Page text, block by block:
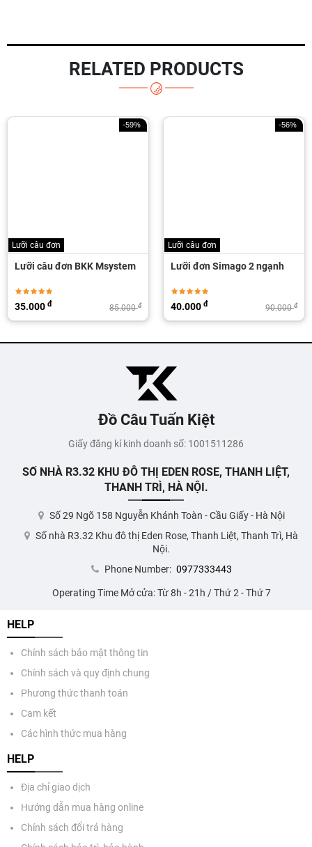
RELATED PRODUCTS
-59%
Lưỡi câu đơn
Lưỡi câu đơn BKK Msystem
85.000đ
35.000 đ
-56%
Lưỡi câu đơn
Lưỡi đơn Simago 2 ngạnh
90.000đ
40.000 đ
Đồ Câu Tuấn Kiệt
Giấy đăng kí kinh doanh số: 1001511286
SỐ NHÀ R3.32 KHU ĐÔ THỊ EDEN ROSE, THANH LIỆT,
THANH TRÌ, HÀ NỘI.
Số 29 Ngõ 158 Nguyễn Khánh Toàn - Cầu Giấy - Hà Nội
Số nhà R3.32 Khu đô thị Eden Rose, Thanh Liệt, Thanh Trì, Hà
Nội.
Phone Number: 0977333443
Operating Time Mở cửa: Từ 8h - 21h / Thứ 2 - Thứ 7
HELP
Chính sách bảo mật thông tin
Chính sách và quy định chung
Phương thức thanh toán
Cam kết
Các hình thức mua hàng
HELP
Địa chỉ giao dịch
Hướng dẫn mua hàng online
Chính sách đổi trả hàng